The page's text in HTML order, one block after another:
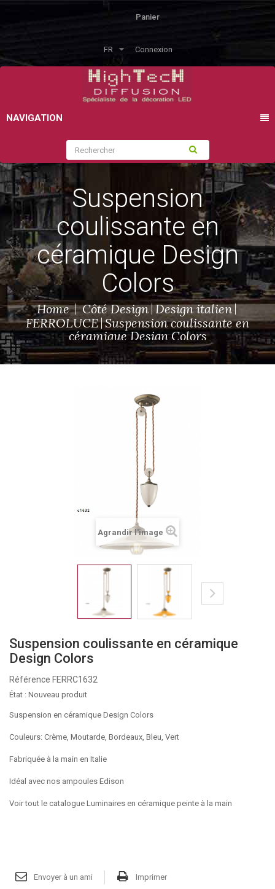
Panier
FR Connexion
NAVIGATION
Suspension
coulissante en
céramique Design
Colors
Home Côté Design Design italien
FERROLUCE Suspension coulissante en
céramique Design Colors
Agrandir l'image
Suspension coulissante en céramique
Design Colors
Référence FERRC1632
État : Nouveau produit
Suspension en céramique Design Colors
Couleurs: Crème, Moutarde, Bordeaux, Bleu, Vert
Fabriquée à la main en Italie
Idéal avec nos ampoules Edison
Voir tout le catalogue Luminaires en céramique peinte à la main
Envoyer à un ami Imprimer